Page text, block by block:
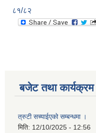
८१/८२
बजेट तथा कार्यक्रम
त्रुटी सच्याईएको सम्बन्धमा ।
मिति: 12/10/2025 - 12:56